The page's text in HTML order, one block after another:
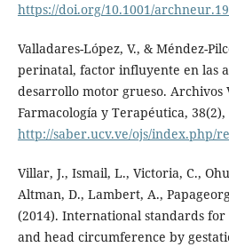
https://doi.org/10.1001/
Valladares-López, V., & Méndez-
perinatal, factor influyente en las
desarrollo motor grueso. Archivos
Farmacología y Terapéutica, 38(2),
http://saber.ucv.ve/ojs/index.php/
Villar, J., Ismail, L., Victoria, C.,
Altman, D., Lambert, A.,
(2014). International standards
and head circumference by